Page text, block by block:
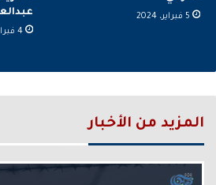
5 فبراير، 2024
4 فبراير، 2024
المزيد من الأخبار